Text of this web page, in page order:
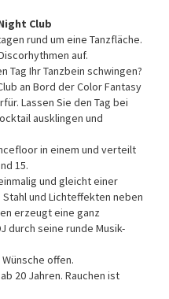
Club
rund um eine Tanzfläche.
auf.
Tag Ihr Tanzbein schwingen?
an Bord der Color Fantasy
Lassen Sie den Tag bei
ausklingen und
in einem und verteilt
15.
und gleicht einer
und Lichteffekten neben
erzeugt eine ganz
durch seine runde Musik-
offen.
20 Jahren. Rauchen ist